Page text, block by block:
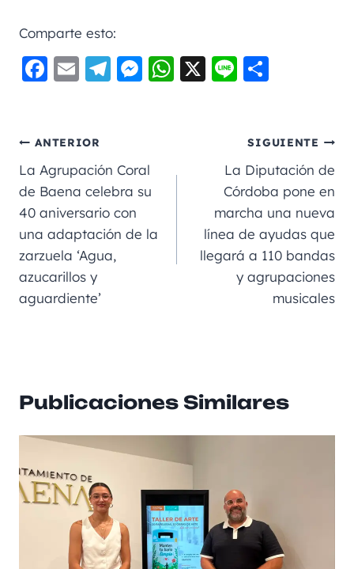
Comparte esto:
F
e
b
o
o
k
E
l
Te
m
M
n
g
er
W
A
X
Li
p
a
rt
ir
ANTERIOR
La Agrupación Coral
de Baena celebra su
40 aniversario con
una adaptación de la
zarzuela ‘Agua,
azucarillos y
aguardiente’
SIGUIENTE
La Diputación de
Córdoba pone en
marcha una nueva
línea de ayudas que
llegará a 110 bandas
y agrupaciones
musicales
Publicaciones Similares